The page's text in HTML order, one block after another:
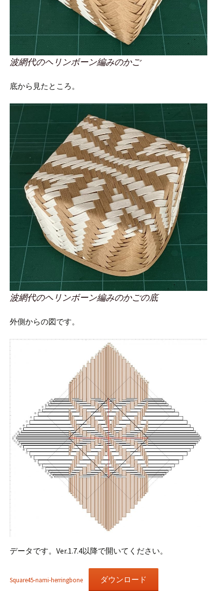
波網代のヘリンボーン編みのかご
底から見たところ。
波網代のヘリンボーン編みのかごの底
外側からの図です。
データです。Ver.1.7.4以降で開いてください。
Square45-nami-herringbone ダウンロード